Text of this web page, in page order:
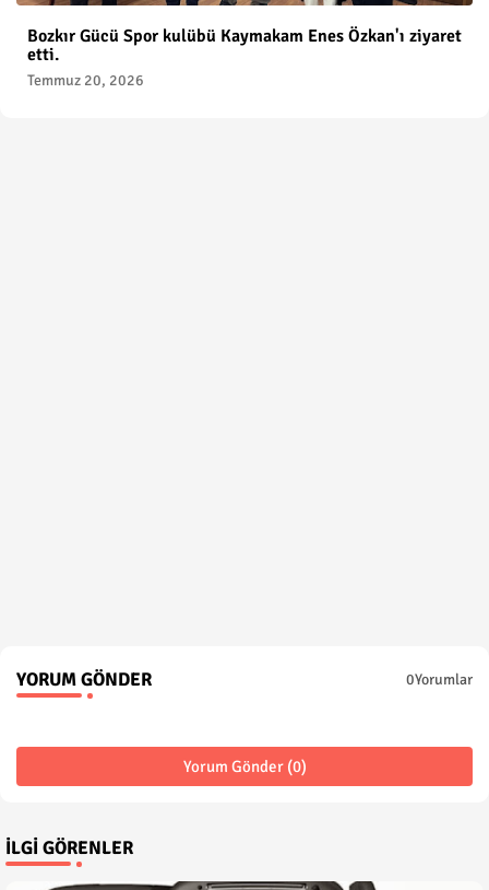
Bozkır Gücü Spor kulübü Kaymakam Enes Özkan'ı ziyaret
etti.
Temmuz 20, 2026
YORUM GÖNDER 0Yorumlar
Yorum Gönder (0)
İLGI GÖRENLER